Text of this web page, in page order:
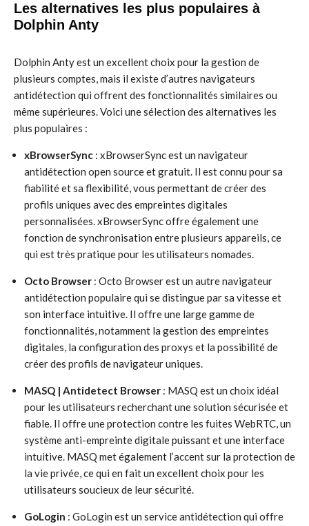
Les alternatives les plus populaires à
Dolphin Anty
Dolphin Anty est un excellent choix pour la gestion de
plusieurs comptes, mais il existe d’autres navigateurs
antidétection qui offrent des fonctionnalités similaires ou
même supérieures. Voici une sélection des alternatives les
plus populaires :
xBrowserSync : xBrowserSync est un navigateur
antidétection open source et gratuit. Il est connu pour sa
fiabilité et sa flexibilité, vous permettant de créer des
profils uniques avec des empreintes digitales
personnalisées. xBrowserSync offre également une
fonction de synchronisation entre plusieurs appareils, ce
qui est très pratique pour les utilisateurs nomades.
Octo Browser : Octo Browser est un autre navigateur
antidétection populaire qui se distingue par sa vitesse et
son interface intuitive. Il offre une large gamme de
fonctionnalités, notamment la gestion des empreintes
digitales, la configuration des proxys et la possibilité de
créer des profils de navigateur uniques.
MASQ | Antidetect Browser : MASQ est un choix idéal
pour les utilisateurs recherchant une solution sécurisée et
fiable. Il offre une protection contre les fuites WebRTC, un
système anti-empreinte digitale puissant et une interface
intuitive. MASQ met également l’accent sur la protection de
la vie privée, ce qui en fait un excellent choix pour les
utilisateurs soucieux de leur sécurité.
GoLogin : GoLogin est un service antidétection qui offre